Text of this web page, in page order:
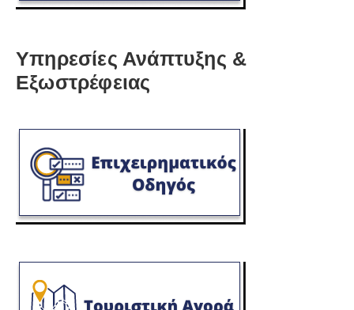
Υπηρεσίες Ανάπτυξης &
Εξωστρέφειας